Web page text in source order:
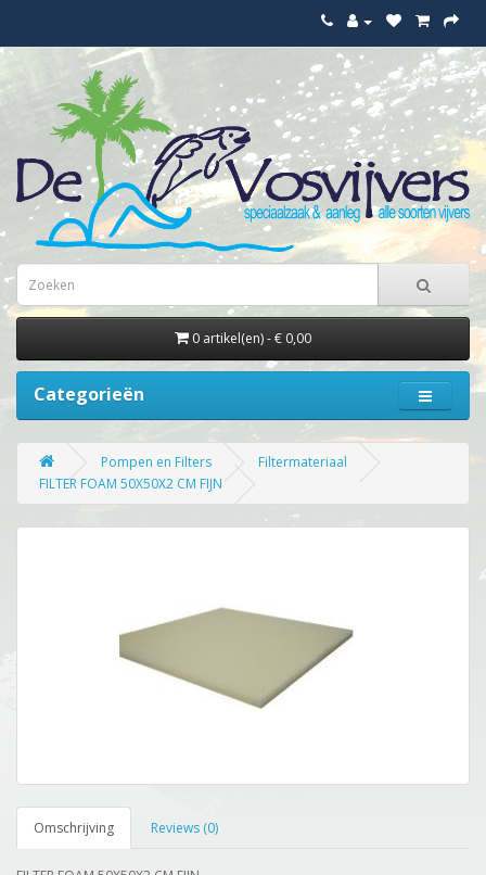
0 artikel(en) - € 0,00
Categorieën
Pompen en Filters
Filtermateriaal
FILTER FOAM 50X50X2 CM FIJN
Omschrijving Reviews (0)